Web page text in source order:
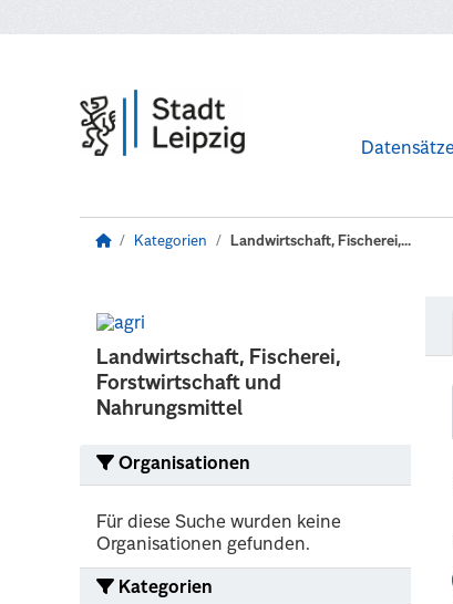
Kategorien Landwirtschaft, Fischerei,...
Landwirtschaft, Fischerei,
Forstwirtschaft und
Nahrungsmittel
Organisationen
Für diese Suche wurden keine
Organisationen gefunden.
Kategorien